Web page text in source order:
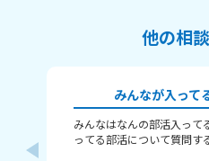
他の相
みんなが入って
みんなはなんの部活入って
ってる部活について質問するね！！ ①み